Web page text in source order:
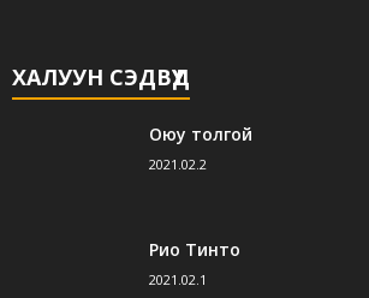
ХАЛУУН СЭДВҮҮД
Оюу толгой
2021.02.2
Рио Тинто
2021.02.1